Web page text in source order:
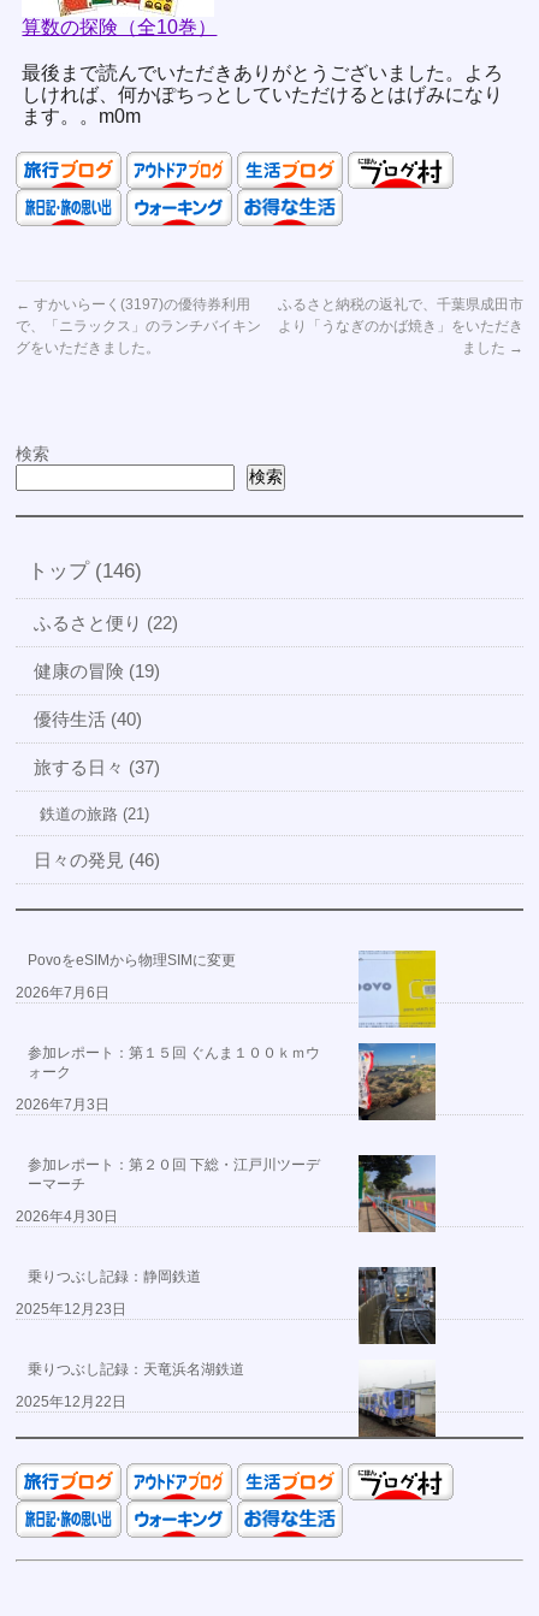
算数の探険（全10巻）
最後まで読んでいただきありがとうございました。よろ
しければ、何かぽちっとしていただけるとはげみになり
ます。。m0m
← すかいらーく(3197)の優待券利用
で、「ニラックス」のランチバイキン
グをいただきました。
ふるさと納税の返礼で、千葉県成田市
より「うなぎのかば焼き」をいただき
ました →
検索
検索
トップ (146)
ふるさと便り (22)
健康の冒険 (19)
優待生活 (40)
旅する日々 (37)
鉄道の旅路 (21)
日々の発見 (46)
PovoをeSIMから物理SIMに変更
2026年7月6日
参加レポート：第１５回 ぐんま１００ｋｍウ
ォーク
2026年7月3日
参加レポート：第２０回 下総・江戸川ツーデ
ーマーチ
2026年4月30日
乗りつぶし記録：静岡鉄道
2025年12月23日
乗りつぶし記録：天竜浜名湖鉄道
2025年12月22日